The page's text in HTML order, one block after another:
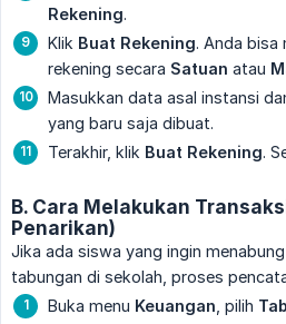
Rekening.
Klik Buat Rekening. Anda bisa
rekening secara Satuan atau
Masukkan data asal instansi
yang baru saja dibuat.
Terakhir, klik Buat Rekening.
B. Cara Melakukan
Penarikan)
Jika ada siswa yang ingin
tabungan di sekolah, proses
Buka menu Keuangan , pilih